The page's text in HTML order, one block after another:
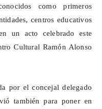
como primeros
centros educativos
un acto celebrado este
Cultural Ramón Alonso
por el concejal delegado
también para poner en